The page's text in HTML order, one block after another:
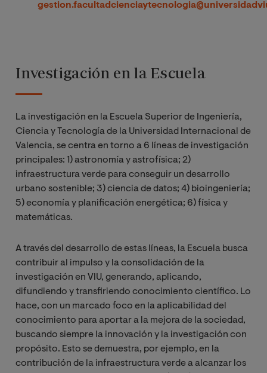
Investigación en la Escuela
La investigación en la Escuela Superior de Ingeniería,
Ciencia y Tecnología de la Universidad Internacional de
Valencia, se centra en torno a 6 líneas de investigación
principales: 1) astronomía y astrofísica; 2)
infraestructura verde para conseguir un desarrollo
urbano sostenible; 3) ciencia de datos; 4) bioingeniería;
5) economía y planificación energética; 6) física y
matemáticas.
A través del desarrollo de estas líneas, la Escuela busca
contribuir al impulso y la consolidación de la
investigación en VIU, generando, aplicando,
difundiendo y transfiriendo conocimiento científico. Lo
hace, con un marcado foco en la aplicabilidad del
conocimiento para aportar a la mejora de la sociedad,
buscando siempre la innovación y la investigación con
propósito. Esto se demuestra, por ejemplo, en la
contribución de la infraestructura verde a alcanzar los